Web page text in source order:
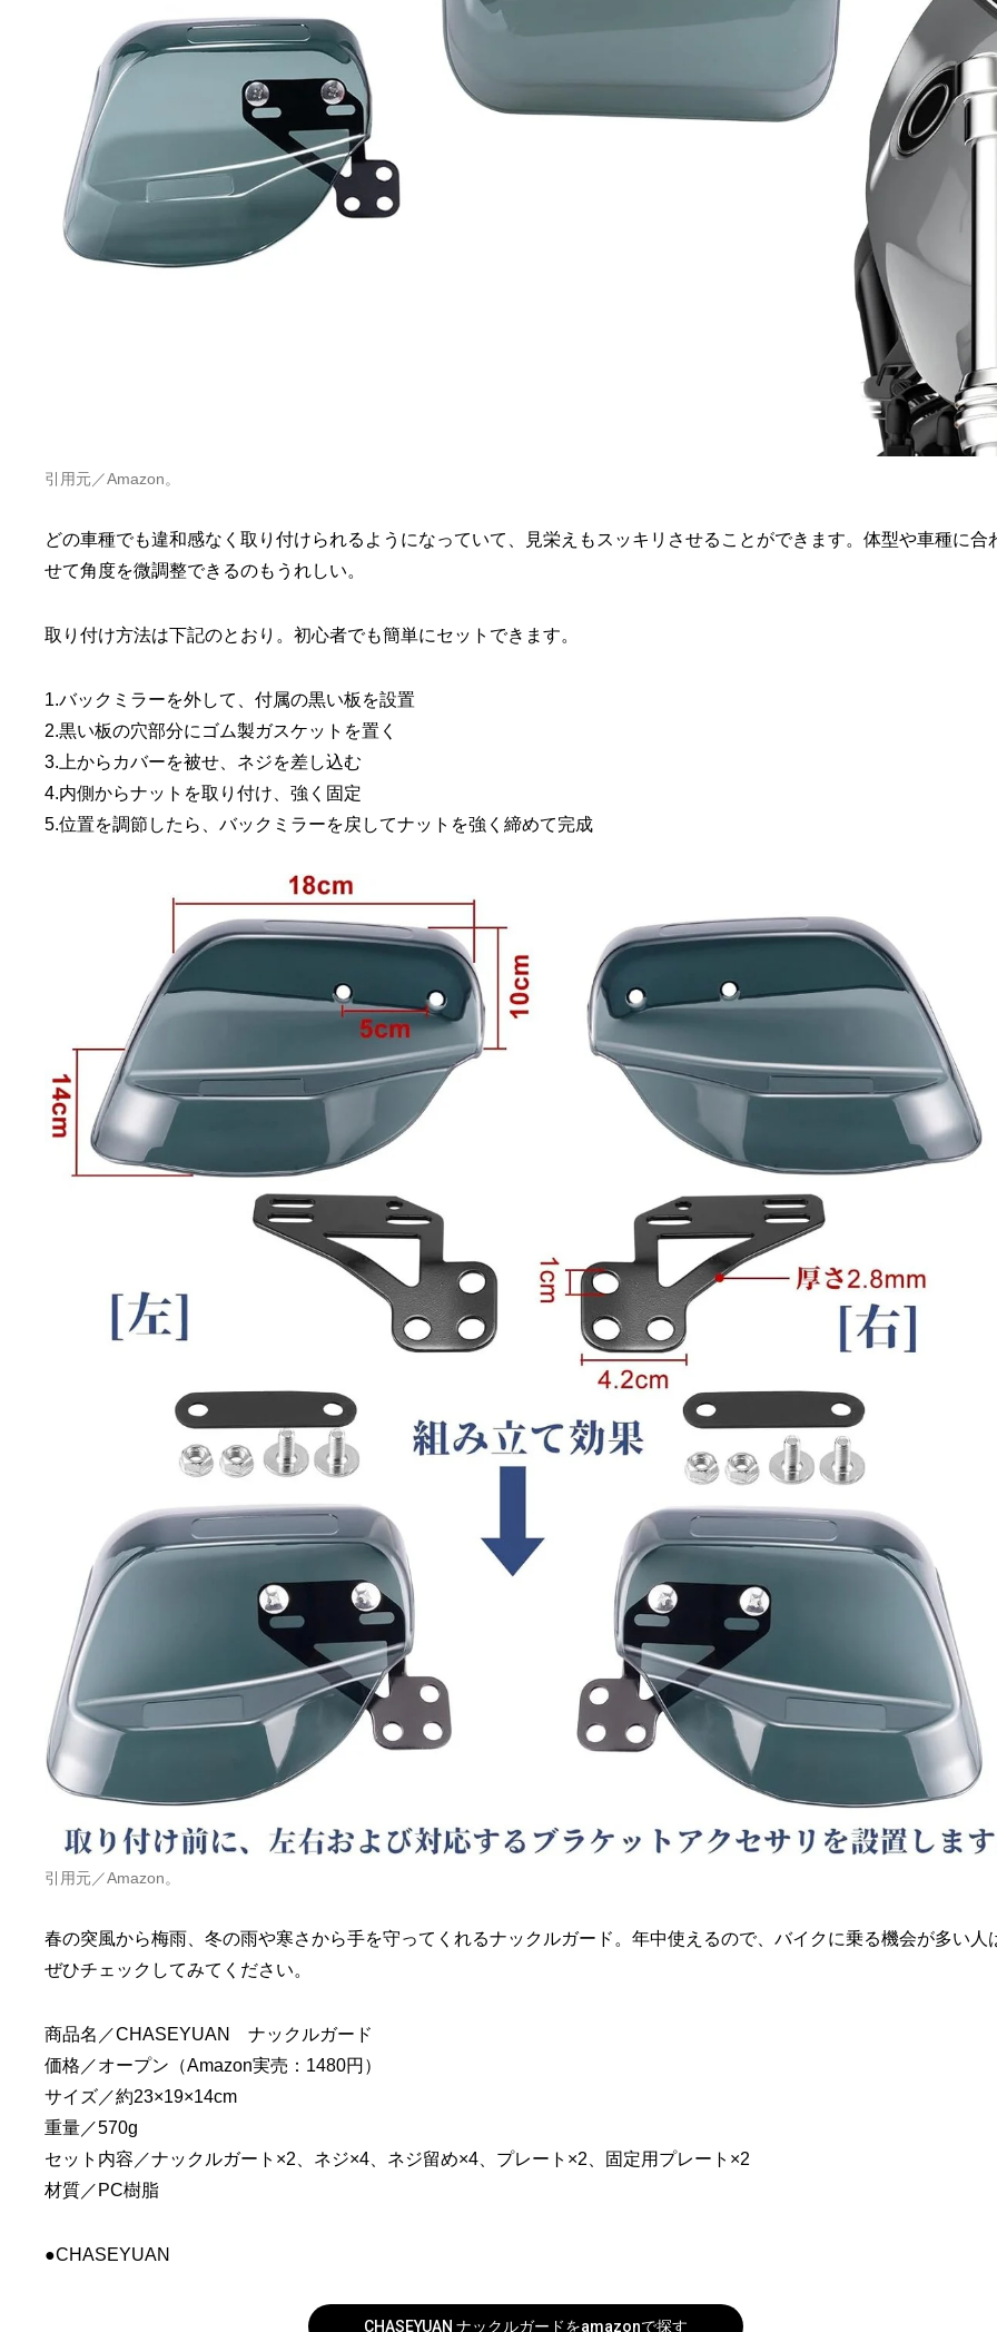
引用元／Amazon。
どの車種でも違和感なく取り付けられるようになっていて、見栄えもスッキリさせることができます。体型や車種に合
せて角度を微調整できるのもうれしい。
取り付け方法は下記のとおり。初心者でも簡単にセットできます。
1.バックミラーを外して、付属の黒い板を設置
2.黒い板の穴部分にゴム製ガスケットを置く
3.上からカバーを被せ、ネジを差し込む
4.内側からナットを取り付け、強く固定
5.位置を調節したら、バックミラーを戻してナットを強く締めて完成
引用元／Amazon。
春の突風から梅雨、冬の雨や寒さから手を守ってくれるナックルガード。年中使えるので、バイクに乗る機会が多い人
ぜひチェックしてみてください。
商品名／CHASEYUAN ナックルガード
価格／オープン（Amazon実売：1480円）
サイズ／‎約23×19×14cm
重量／570g
セット内容／ナックルガート×2、ネジ×4、ネジ留め×4、プレート×2、固定用プレート×2
材質／PC樹脂
●CHASEYUAN
CHASEYUAN ナックルガードをamazonで探す